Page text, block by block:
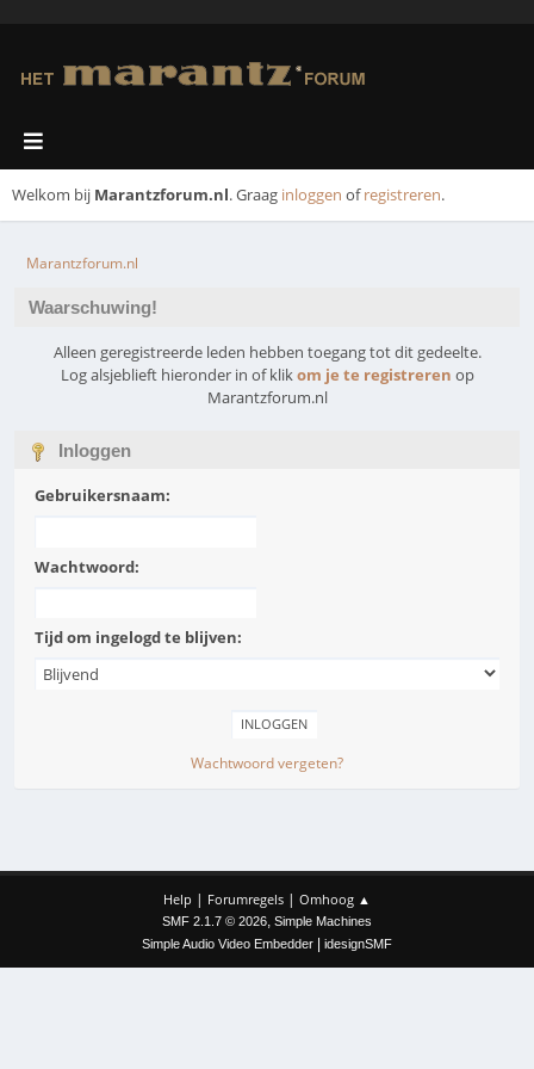
Welkom bij Marantzforum.nl. Graag inloggen ofregistreren.
Marantzforum.nl
Waarschuwing!
Alleen geregistreerde leden hebben toegang tot dit gedeelte.
Log alsjeblieft hieronder in of klikom je te registreren op
Marantzforum.nl
Inloggen
Gebruikersnaam:
Wachtwoord:
Tijd om ingelogd te blijven:
Wachtwoord vergeten?
Help | Forumregels | Omhoog ▲
SMF 2.1.7 © 2026, Simple Machines
Simple Audio Video Embedder
idesignSMF